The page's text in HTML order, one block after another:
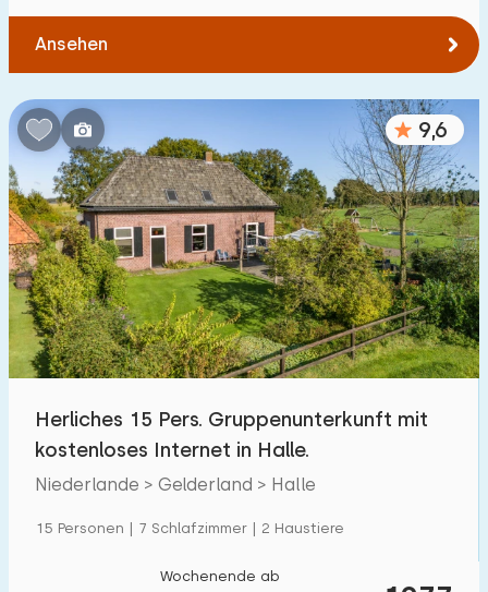
Ansehen
9,6
Herliches 15 Pers. Gruppenunterkunft mit
kostenloses Internet in Halle.
Niederlande > Gelderland > Halle
15 Personen | 7 Schlafzimmer | 2 Haustiere
Wochenende ab